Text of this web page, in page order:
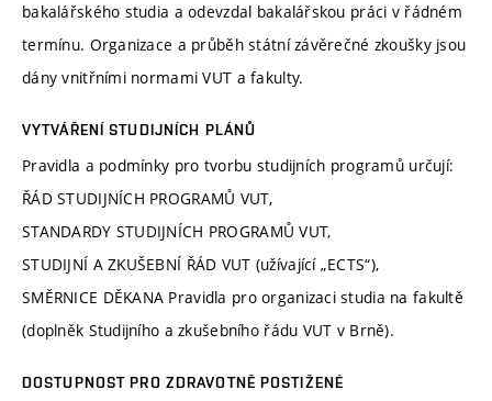
bakalářského studia a odevzdal bakalářskou práci v řádném
termínu. Organizace a průběh státní závěrečné zkoušky jsou
dány vnitřními normami VUT a fakulty.
VYTVÁŘENÍ STUDIJNÍCH PLÁNŮ
Pravidla a podmínky pro tvorbu studijních programů určují:
ŘÁD STUDIJNÍCH PROGRAMŮ VUT,
STANDARDY STUDIJNÍCH PROGRAMŮ VUT,
STUDIJNÍ A ZKUŠEBNÍ ŘÁD VUT (užívající „ECTS“),
SMĚRNICE DĚKANA Pravidla pro organizaci studia na fakultě
(doplněk Studijního a zkušebního řádu VUT v Brně).
DOSTUPNOST PRO ZDRAVOTNĚ POSTIŽENÉ